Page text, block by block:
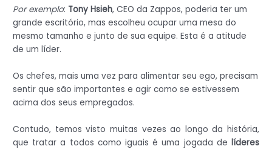
Por exemplo: Tony Hsieh, CEO da Zappos, poderia ter um
grande escritório, mas escolheu ocupar uma mesa do
mesmo tamanho e junto de sua equipe. Esta é a atitude
de um líder.
Os chefes, mais uma vez para alimentar seu ego, precisam
sentir que são importantes e agir como se estivessem
acima dos seus empregados.
Contudo, temos visto muitas vezes ao longo da história,
que tratar a todos como iguais é uma jogada de líderes